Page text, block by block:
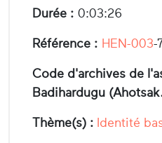
Durée : 0:03:26
Référence : HEN-003-
Code d'archives de
Badihardugu
Thème(s) : Identité